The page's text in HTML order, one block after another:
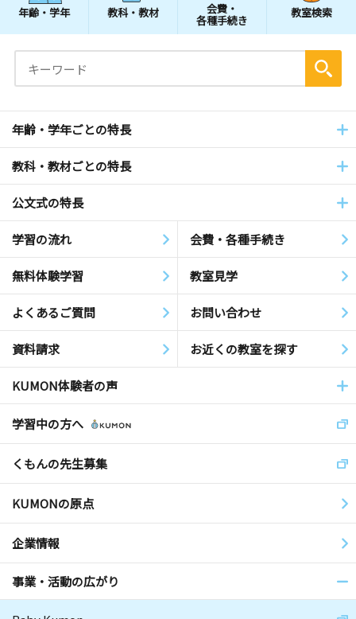
年齢・学年 教科・教材 会費・
各種手続き
教室検索
年齢・学年ごとの特長
教科・教材ごとの特長
公文式の特長
学習の流れ 会費・各種手続き
無料体験学習 教室見学
よくあるご質問 お問い合わせ
資料請求 お近くの教室を探す
KUMON体験者の声
学習中の方へ
くもんの先生募集
KUMONの原点
企業情報
事業・活動の広がり